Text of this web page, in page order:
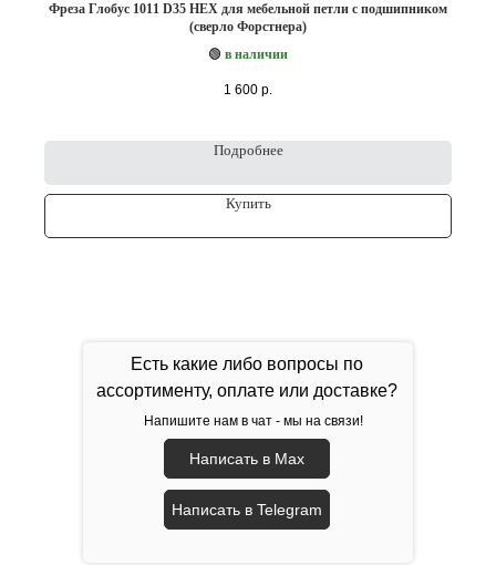
Фреза Глобус 1011 D35 HEX для мебельной петли с подшипником
(сверло Форстнера)
🟢 в наличии
1 600 р.
Подробнее
Купить
Есть какие либо вопросы по
ассортименту, оплате или доставке?
Напишите нам в чат - мы на связи!
Написать в Max
Написать в Telegram